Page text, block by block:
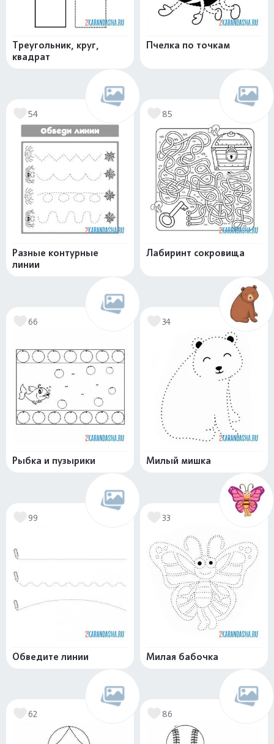
Треугольник, круг,
квадрат
Пчелка по точкам
54
Разные контурные
линии
85
Лабиринт сокровища
66
Рыбка и пузырики
34
Милый мишка
99
Обведите линии
33
Милая бабочка
62 86